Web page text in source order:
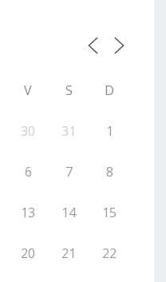
V S D
30 31 1
6 7 8
13 14 15
20 21 22